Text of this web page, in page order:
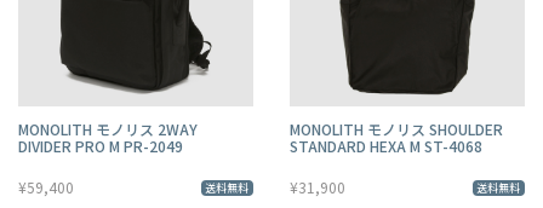
MONOLITH モノリス 2WAY
DIVIDER PRO M PR-2049
¥59,400 送料無料
MONOLITH モノリス SHOULDER
STANDARD HEXA M ST-4068
¥31,900 送料無料